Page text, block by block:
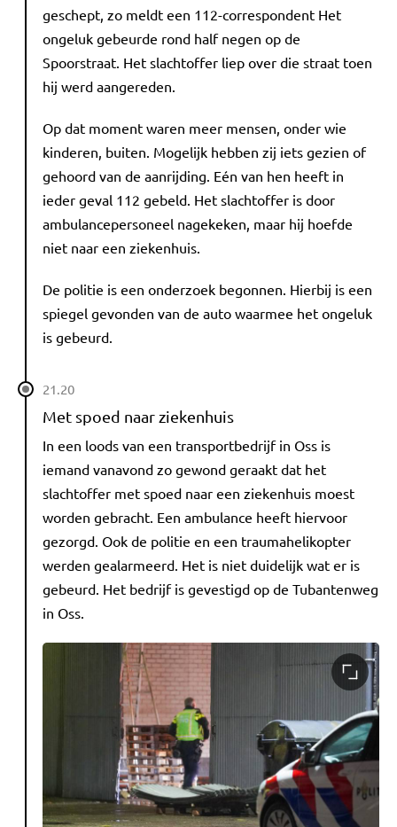
geschept, zo meldt een 112-correspondent Het
ongeluk gebeurde rond half negen op de
Spoorstraat. Het slachtoffer liep over die straat toen
hij werd aangereden.
Op dat moment waren meer mensen, onder wie
kinderen, buiten. Mogelijk hebben zij iets gezien of
gehoord van de aanrijding. Eén van hen heeft in
ieder geval 112 gebeld. Het slachtoffer is door
ambulancepersoneel nagekeken, maar hij hoefde
niet naar een ziekenhuis.
De politie is een onderzoek begonnen. Hierbij is een
spiegel gevonden van de auto waarmee het ongeluk
is gebeurd.
21.20
Met spoed naar ziekenhuis
In een loods van een transportbedrijf in Oss is
iemand vanavond zo gewond geraakt dat het
slachtoffer met spoed naar een ziekenhuis moest
worden gebracht. Een ambulance heeft hiervoor
gezorgd. Ook de politie en een traumahelikopter
werden gealarmeerd. Het is niet duidelijk wat er is
gebeurd. Het bedrijf is gevestigd op de Tubantenweg
in Oss.